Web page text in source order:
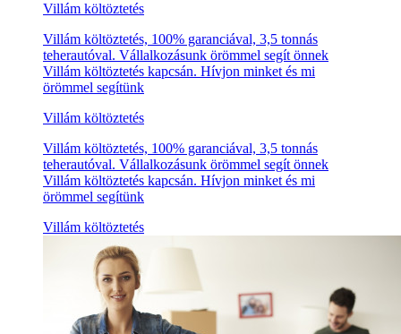
Villám költöztetés
Villám költöztetés, 100% garanciával, 3,5 tonnás
teherautóval. Vállalkozásunk örömmel segít önnek
Villám költöztetés kapcsán. Hívjon minket és mi
örömmel segítünk
Villám költöztetés
Villám költöztetés, 100% garanciával, 3,5 tonnás
teherautóval. Vállalkozásunk örömmel segít önnek
Villám költöztetés kapcsán. Hívjon minket és mi
örömmel segítünk
Villám költöztetés